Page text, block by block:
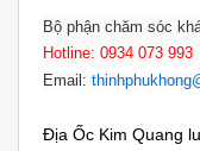
Bộ phận chăm sóc
Hotline: 0934 073
Email:
Địa Ốc Kim Quang